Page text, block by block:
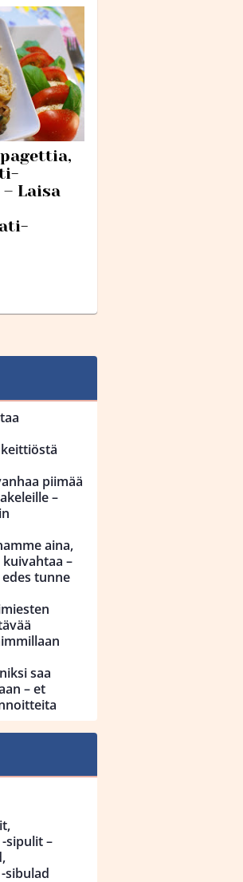
Laisa
piimää
–
aina,
–
tunne
saa
– et
sipulit –
sibulad